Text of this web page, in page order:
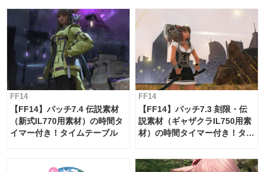
FF14
【FF14】パッチ7.4 伝説素材
（新式IL770用素材）の時間タ
イマー付き！タイムテーブル
FF14
【FF14】パッチ7.3 刻限・伝
説素材（ギャザクラIL750用素
材）の時間タイマー付き！タイ